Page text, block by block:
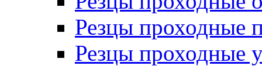
Резцы проходные
Резцы проходные